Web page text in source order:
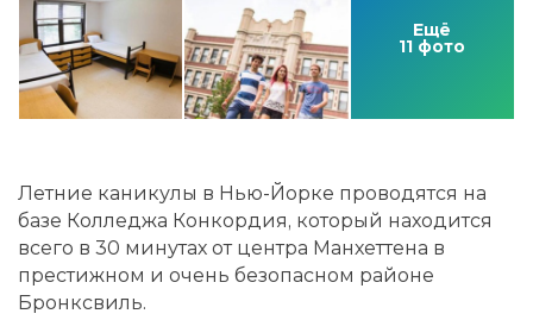
Ещё
11 фото
Летние каникулы в Нью-Йорке проводятся на
базе Колледжа Конкордия, который находится
всего в 30 минутах от центра Манхеттена в
престижном и очень безопасном районе
Бронксвиль.